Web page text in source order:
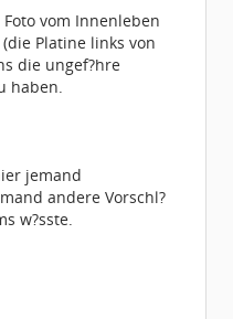
vom Innenleben
Platine links von
die ungef?hre
haben.
jemand
andere Vorschl?
w?sste.